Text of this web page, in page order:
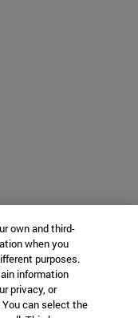
own and third-
when you
purposes.
information
privacy, or
can select the